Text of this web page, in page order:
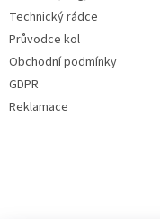
Technický rádce
Průvodce kol
Obchodní podmínky
GDPR
Reklamace